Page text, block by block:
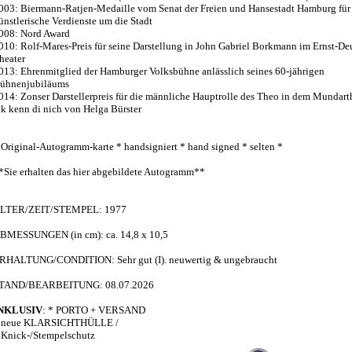
Biermann-Ratjen-Medaille vom Senat der Freien und Hansestadt Hamburg für
Verdienste um die Stadt
Nord Award
Rolf-Mares-Preis für seine Darstellung in John Gabriel Borkmann im Ernst-
Ehrenmitglied der Hamburger Volksbühne anlässlich seines 60-jährigen
Zonser Darstellerpreis für die männliche Hauptrolle des Theo in dem
kenn di nich von Helga Bürster
Autogramm-karte * handsigniert * hand signed * selten *
erhalten das hier abgebildete Autogramm**
ZEIT/STEMPEL: 1977
(in cm): ca. 14,8 x 10,5
CONDITION: Sehr gut (I). neuwertig & ungebraucht
BEARBEITUNG: 08.07.2026
: * PORTO + VERSAND
KLARSICHTHÜLLE /
Stempelschutz